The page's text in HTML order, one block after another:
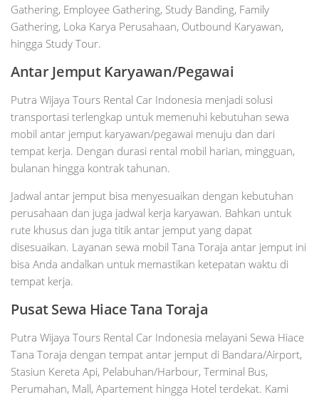
Gathering, Employee Gathering, Study Banding, Family
Gathering, Loka Karya Perusahaan, Outbound Karyawan,
hingga Study Tour.
Antar Jemput Karyawan/Pegawai
Putra Wijaya Tours Rental Car Indonesia menjadi solusi
transportasi terlengkap untuk memenuhi kebutuhan sewa
mobil antar jemput karyawan/pegawai menuju dan dari
tempat kerja. Dengan durasi rental mobil harian, mingguan,
bulanan hingga kontrak tahunan.
Jadwal antar jemput bisa menyesuaikan dengan kebutuhan
perusahaan dan juga jadwal kerja karyawan. Bahkan untuk
rute khusus dan juga titik antar jemput yang dapat
disesuaikan. Layanan sewa mobil Tana Toraja antar jemput ini
bisa Anda andalkan untuk memastikan ketepatan waktu di
tempat kerja.
Pusat Sewa Hiace Tana Toraja
Putra Wijaya Tours Rental Car Indonesia melayani Sewa Hiace
Tana Toraja dengan tempat antar jemput di Bandara/Airport,
Stasiun Kereta Api, Pelabuhan/Harbour, Terminal Bus,
Perumahan, Mall, Apartement hingga Hotel terdekat. Kami